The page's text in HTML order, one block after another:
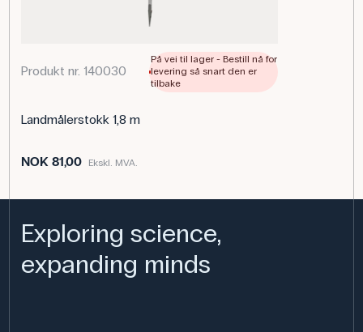
Produkt nr. 140030
På vei til lager - Bestill nå for
levering så snart den er
tilbake
Landmålerstokk 1,8 m
NOK 81,00 Ekskl. MVA.
Exploring science,
expanding minds